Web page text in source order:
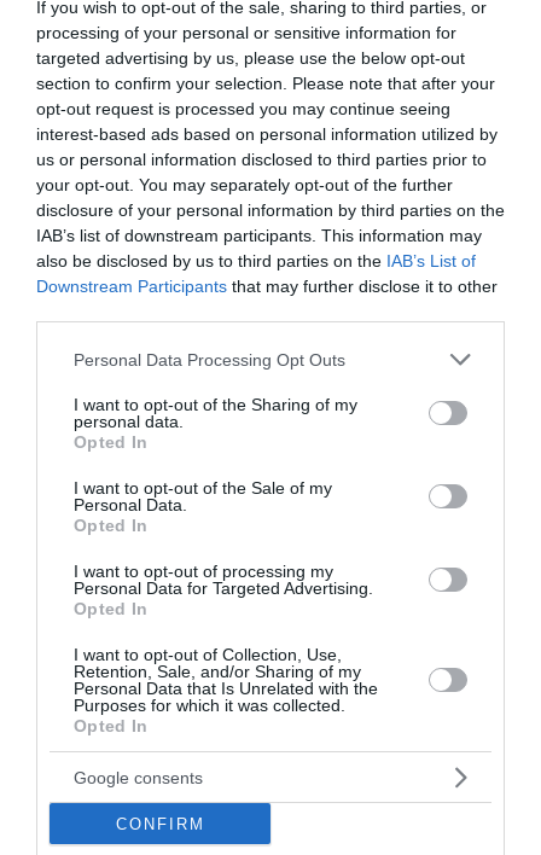
If you wish to opt-out of the sale, sharing to third parties, or
processing of your personal or sensitive information for
targeted advertising by us, please use the below opt-out
section to confirm your selection. Please note that after your
opt-out request is processed you may continue seeing
interest-based ads based on personal information utilized by
us or personal information disclosed to third parties prior to
your opt-out. You may separately opt-out of the further
disclosure of your personal information by third parties on the
IAB’s list of downstream participants. This information may
also be disclosed by us to third parties on the IAB’s List of
Downstream Participants that may further disclose it to other
Please note that this website/app uses one or more Google
not limited to your visit or usage behaviour. You may click to
grant or deny consent to Google and its third-party tags to
use your data for below specified purposes in below Google
consent section.
Personal Data Processing Opt Outs
I want to opt-out of the Sharing of my
personal data.
Opted In
I want to opt-out of the Sale of my
Personal Data.
Opted In
I want to opt-out of processing my
Personal Data for Targeted Advertising.
Opted In
I want to opt-out of Collection, Use,
Retention, Sale, and/or Sharing of my
Personal Data that Is Unrelated with the
Purposes for which it was collected.
Opted In
Google consents
CONFIRM
Δένδιας για τη συμφωνία ΑΟΖ με
την Αίγυπτο: «Κατοχυρώσαμε το
εθνικό συμφέρον με βάση το
Διεθνές Δίκαιο»
Έξι χρόνια από τη συμφωνία ΑΟΖ: Το μήνυμα του
11:08 | 06 Αυγούστου 2026 Πολιτική